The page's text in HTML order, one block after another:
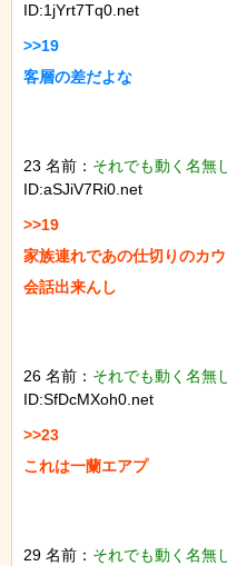
ID:1jYrt7Tq0.net
>>19
客層の差だよな
23 名前： それでも動く名無
ID:aSJiV7Ri0.net
>>19
家族連れであの仕切りのカ
会話出来んし
26 名前： それでも動く名無
ID:SfDcMXoh0.net
>>23
これは一蘭エアプ
29 名前： それでも動く名無